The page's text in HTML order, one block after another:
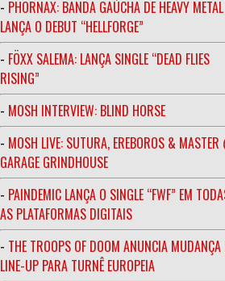
- PHORNAX: BANDA GAÚCHA DE HEAVY METAL
LANÇA O DEBUT “HELLFORGE”
- FÖXX SALEMA: LANÇA SINGLE “DEAD FLIES
RISING”
- MOSH INTERVIEW: BLIND HORSE
- MOSH LIVE: SUTURA, EREBOROS & MASTER
GARAGE GRINDHOUSE
- PAINDEMIC LANÇA O SINGLE “FWF” EM
AS PLATAFORMAS DIGITAIS
- THE TROOPS OF DOOM ANUNCIA MUDANÇA
LINE-UP PARA TURNÊ EUROPEIA